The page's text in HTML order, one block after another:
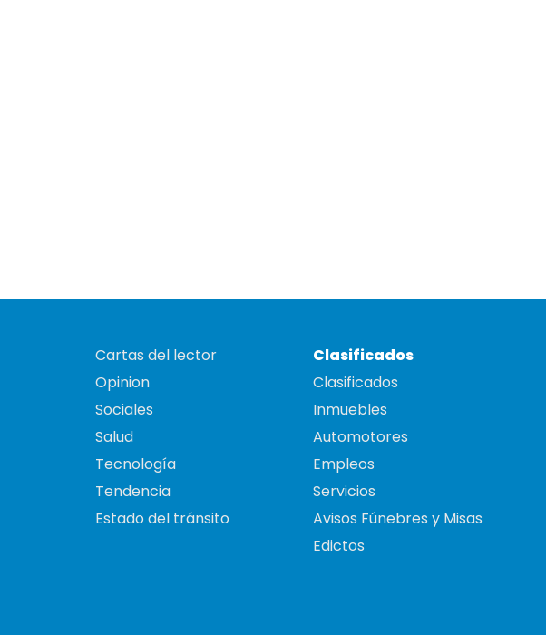
Cartas del lector
Opinion
Sociales
Salud
Tecnología
Tendencia
Estado del tránsito
Clasificados
Clasificados
Inmuebles
Automotores
Empleos
Servicios
Avisos Fúnebres y Misas
Edictos